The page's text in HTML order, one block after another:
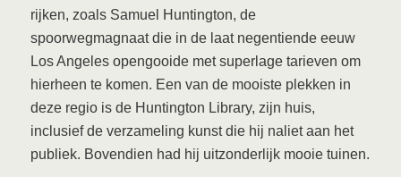
rijken, zoals Samuel Huntington, de
spoorwegmagnaat die in de laat negentiende eeuw
Los Angeles opengooide met superlage tarieven om
hierheen te komen. Een van de mooiste plekken in
deze regio is de Huntington Library, zijn huis,
inclusief de verzameling kunst die hij naliet aan het
publiek. Bovendien had hij uitzonderlijk mooie tuinen.